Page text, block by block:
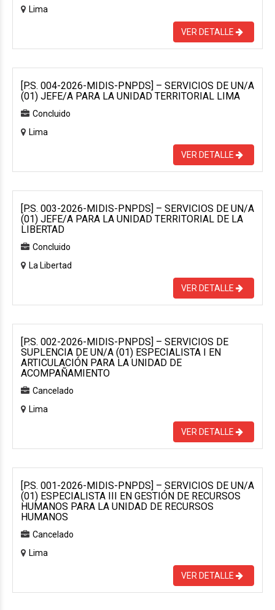
Lima
VER DETALLE
[P.S. 004-2026-MIDIS-PNPDS] – SERVICIOS DE UN/A
(01) JEFE/A PARA LA UNIDAD TERRITORIAL LIMA
Concluido
Lima
VER DETALLE
[P.S. 003-2026-MIDIS-PNPDS] – SERVICIOS DE UN/A
(01) JEFE/A PARA LA UNIDAD TERRITORIAL DE LA
LIBERTAD
Concluido
La Libertad
VER DETALLE
[P.S. 002-2026-MIDIS-PNPDS] – SERVICIOS DE
SUPLENCIA DE UN/A (01) ESPECIALISTA I EN
ARTICULACIÓN PARA LA UNIDAD DE
ACOMPAÑAMIENTO
Cancelado
Lima
VER DETALLE
[P.S. 001-2026-MIDIS-PNPDS] – SERVICIOS DE UN/A
(01) ESPECIALISTA III EN GESTIÓN DE RECURSOS
HUMANOS PARA LA UNIDAD DE RECURSOS
HUMANOS
Cancelado
Lima
VER DETALLE